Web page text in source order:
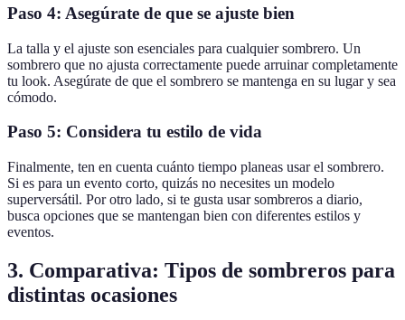
Paso 4: Asegúrate de que se ajuste bien
La talla y el ajuste son esenciales para cualquier sombrero. Un
sombrero que no ajusta correctamente puede arruinar completamente
tu look. Asegúrate de que el sombrero se mantenga en su lugar y sea
cómodo.
Paso 5: Considera tu estilo de vida
Finalmente, ten en cuenta cuánto tiempo planeas usar el sombrero.
Si es para un evento corto, quizás no necesites un modelo
superversátil. Por otro lado, si te gusta usar sombreros a diario,
busca opciones que se mantengan bien con diferentes estilos y
eventos.
3. Comparativa: Tipos de sombreros para
distintas ocasiones